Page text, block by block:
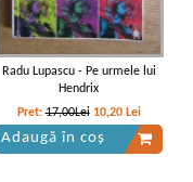
Radu Lupascu - Pe urmele lui
Hendrix
Pret:17,00Lei 10,20 Lei
Adaugă în coș